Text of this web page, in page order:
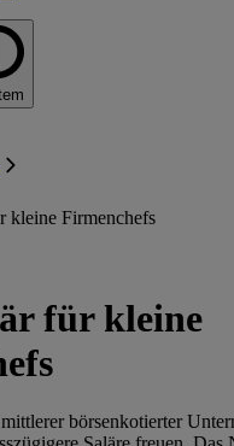
kleine Firmenchefs
für kleine
börsenkotierter